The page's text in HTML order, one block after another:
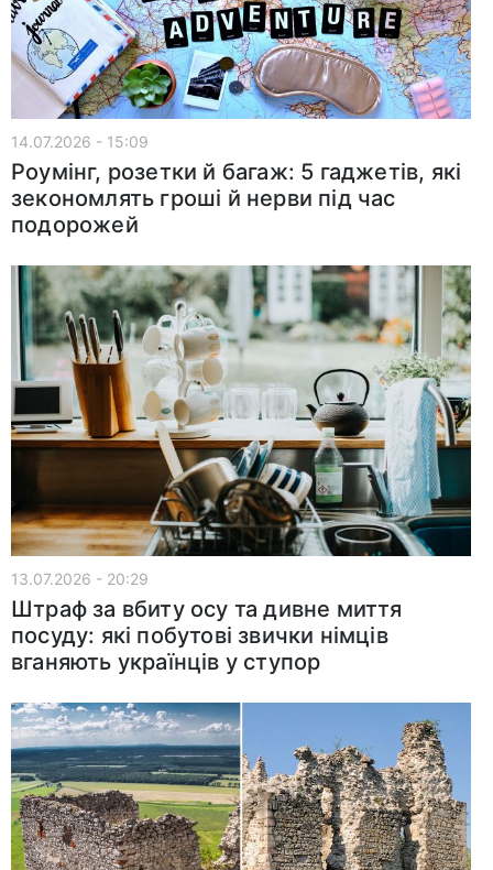
14.07.2026 - 15:09
Роумінг, розетки й багаж: 5 гаджетів, які
зекономлять гроші й нерви під час
подорожей
13.07.2026 - 20:29
Штраф за вбиту осу та дивне миття
посуду: які побутові звички німців
вганяють українців у ступор